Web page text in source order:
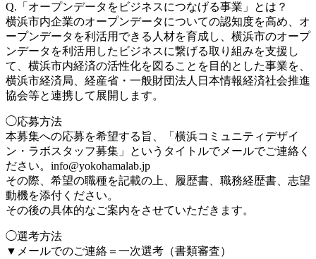
Q.「オープンデータをビジネスにつなげる事業」とは？
横浜市内企業のオープンデータについての認知度を高め、オ
ープンデータを利活用できる人材を育成し、横浜市のオープ
ンデータを利活用したビジネスに繋げる取り組みを支援し
て、横浜市内経済の活性化を図ることを目的とした事業を、
横浜市経済局、経産省・一般財団法人日本情報経済社会推進
協会等と連携して展開します。
◯応募方法
本募集への応募を希望する旨、「横浜コミュニティデザイ
ン・ラボスタッフ募集」というタイトルでメールでご連絡く
ださい。info@yokohamalab.jp
その際、希望の職種を記載の上、履歴書、職務経歴書、志望
動機を添付ください。
その後の具体的なご案内をさせていただきます。
◯選考方法
▼メールでのご連絡＝一次選考（書類審査）